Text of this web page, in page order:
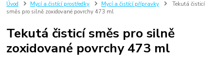
Úvod Mycí a čistící prostředky Mycí a čistící přípravky
Tekutá čisticí
směs pro silně zoxidované povrchy 473 ml
Tekutá čisticí směs pro silně
zoxidované povrchy 473 ml